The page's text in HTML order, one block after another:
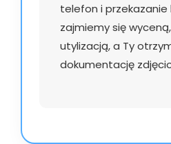
telefon i przekazanie
zajmiemy się
utylizacją, a Ty
dokumentację